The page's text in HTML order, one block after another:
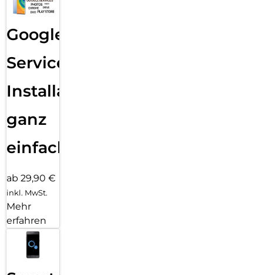
Google
Services
Installation
ganz
einfach
ab 29,90 €
inkl. MwSt.
Mehr
erfahren